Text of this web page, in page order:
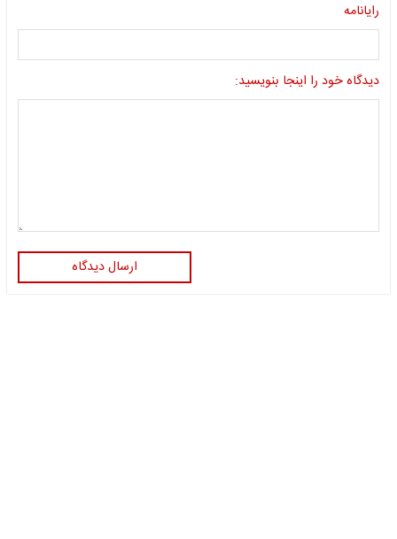
رایانامه
دیدگاه خود را اینجا بنویسید:
ارسال دیدگاه